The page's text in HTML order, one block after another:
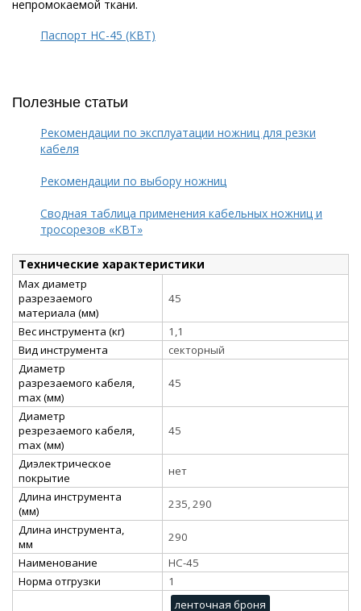
непромокаемой ткани.
Паспорт НС-45 (КВТ)
Полезные статьи
Рекомендации по эксплуатации ножниц для резки
кабеля
Рекомендации по выбору ножниц
Сводная таблица применения кабельных ножниц и
тросорезов «КВТ»
Технические характеристики
Max диаметр
разрезаемого
материала (мм)
45
Вес инструмента (кг)
1,1
Вид инструмента
секторный
Диаметр
разрезаемого кабеля,
max (мм)
45
Диаметр
резрезаемого кабеля,
max (мм)
45
Диэлектрическое
покрытие
нет
Длина инструмента
(мм)
235, 290
Длина инструмента,
мм
290
Наименование
НС-45
Норма отгрузки
1
ленточная броня